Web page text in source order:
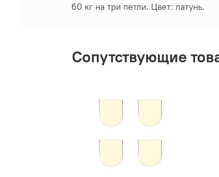
60 кг на три петли. Цвет: латунь.
Сопутствующие